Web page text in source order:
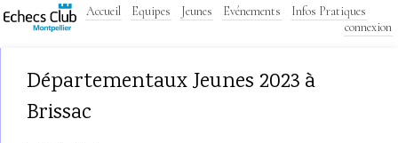
Accueil Equipes Jeunes Evénements
Infos Pratiques
connexion
Départementaux Jeunes 2023 à
Brissac